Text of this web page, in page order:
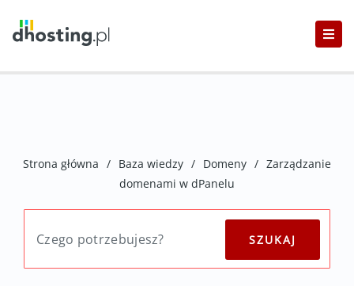
Strona główna / Baza wiedzy / Domeny / Zarządzanie
domenami w dPanelu